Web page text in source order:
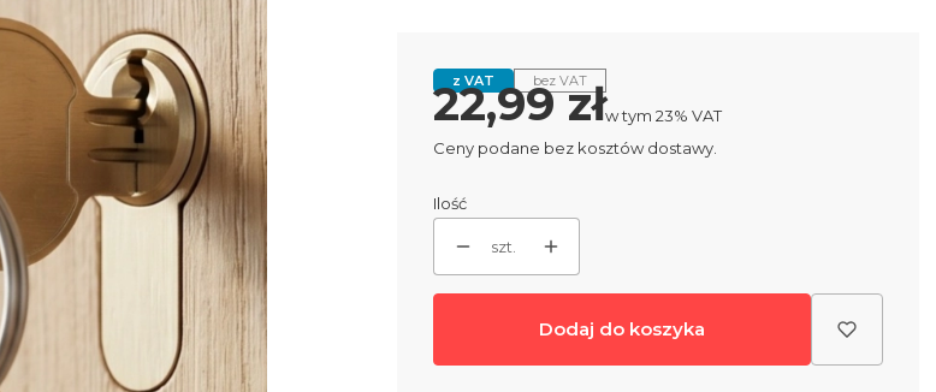
z VAT bez VAT
Cena
22,99 złw tym 23% VAT
w tym 23% VAT
Ceny podane bez kosztów dostawy.
Ilość
szt.
Dodaj do koszyka